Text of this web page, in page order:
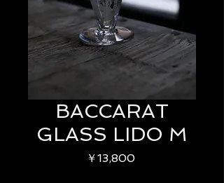
BACCARAT
GLASS LIDO M
￥13,800価